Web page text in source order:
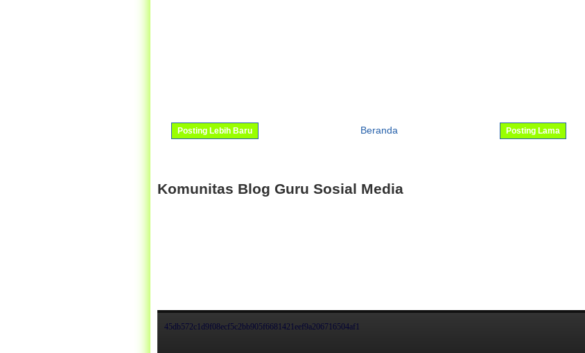
Posting Lebih Baru Posting Lama
Beranda
Komunitas Blog Guru Sosial Media
45db572c1d9f08ecf5c2bb905f6681421eef9a206716504af1